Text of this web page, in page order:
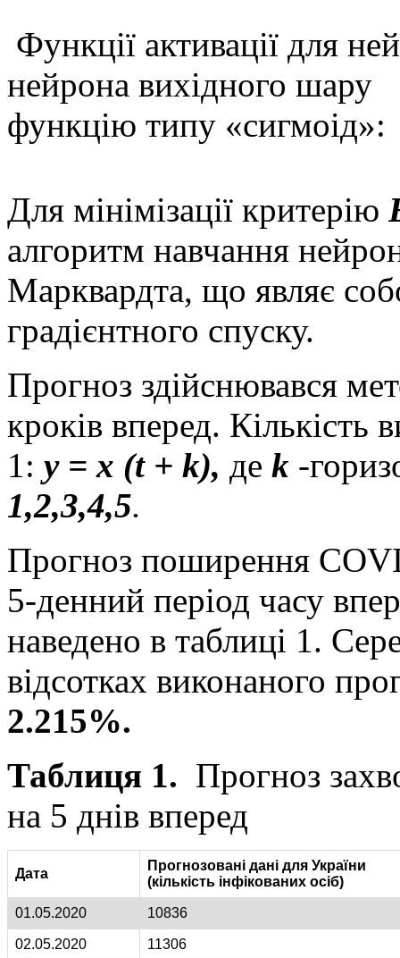
Функції активації для
нейрона вихідного шару
функцію типу «сигмоід»:
Для мінімізації критерію
алгоритм навчання
Марквардта, що являє
градієнтного спуску.
Прогноз здійснювався
кроків вперед. Кількість
1: y = x (t + k), де k -
1,2,3,4,5.
Прогноз поширення
5-денний період часу
наведено в таблиці 1.
відсотках виконаного
2.215%.
Таблиця 1. Прогноз
на 5 днів вперед
Дата
Прогнозовані дані для України
(кількість інфікованих осіб)
01.05.2020 10836
02.05.2020 11306